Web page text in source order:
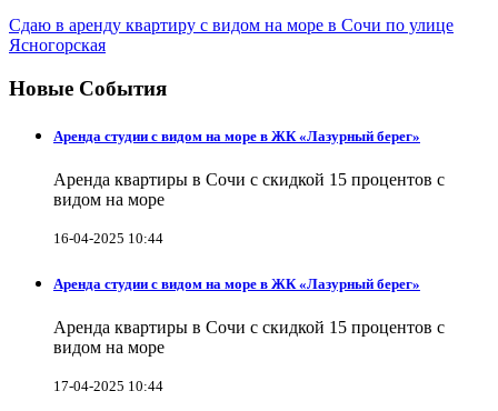
Сдаю в аренду квартиру с видом на море в Сочи по улице
Ясногорская
Новые События
Аренда студии с видом на море в ЖК «Лазурный берег»
Аренда квартиры в Сочи с скидкой 15 процентов с
видом на море
16-04-2025 10:44
Аренда студии с видом на море в ЖК «Лазурный берег»
Аренда квартиры в Сочи с скидкой 15 процентов с
видом на море
17-04-2025 10:44